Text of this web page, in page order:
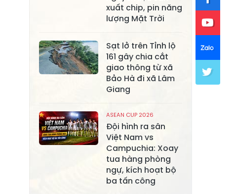
Thượng
Xã Tân Lĩnh
Xã Khánh Hòa
Xã Phúc Lợi
Xã Mường Lai
Xã Cảm Nhân
Xã Thác Bà
Xã Trấn Yên
Xã Hưng
Khánh
Xã Việt Hồng
Xã Cốc San
xuất chip, pin năng
lượng Mặt Trời
Sạt lở trên Tỉnh lộ
161 gây chia cắt
giao thông từ xã
Bảo Hà đi xã Lâm
Giang
ASEAN CUP 2026
Đội hình ra sân
Việt Nam vs
Campuchia: Xoay
tua hàng phòng
ngự, kích hoạt bộ
ba tấn công